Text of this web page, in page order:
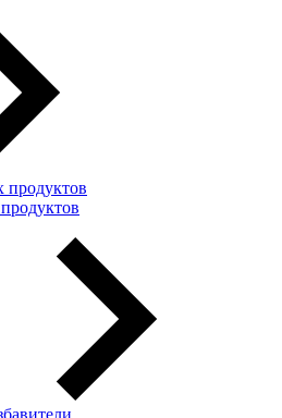
продуктов